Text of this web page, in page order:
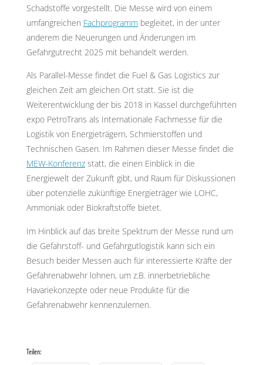
Schadstoffe vorgestellt. Die Messe wird von einem
umfangreichen Fachprogrammbegleitet, in der unter
anderem die Neuerungen und Änderungen im
Gefahrgutrecht 2025 mit behandelt werden.
Als Parallel-Messe findet die Fuel & Gas Logistics zur
gleichen Zeit am gleichen Ort statt. Sie ist die
Weiterentwicklung der bis 2018 in Kassel durchgeführten
expo PetroTrans als Internationale Fachmesse für die
Logistik von Energieträgern, Schmierstoffen und
Technischen Gasen. Im Rahmen dieser Messe findet die
MEW-Konferenzstatt, die einen Einblick in die
Energiewelt der Zukunft gibt, und Raum für Diskussionen
über potenzielle zukünftige Energieträger wie LOHC,
Ammoniak oder Biokraftstoffe bietet.
Im Hinblick auf das breite Spektrum der Messe rund um
die Gefahrstoff- und Gefahrgutlogistik kann sich ein
Besuch beider Messen auch für interessierte Kräfte der
Gefahrenabwehr lohnen, um z.B. innerbetriebliche
Havariekonzepte oder neue Produkte für die
Gefahrenabwehr kennenzulernen.
Teilen: